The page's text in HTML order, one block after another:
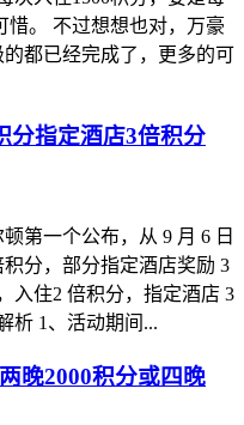
惜。 不过想想也对，万豪
都已经完成了，更多的可
分指定酒店3倍积分
第一个公布，从 9 月 6 日
分，部分指定酒店奖励 3
入住2 倍积分，指定酒店 3
析 1、活动期间...
晚2000积分或四晚